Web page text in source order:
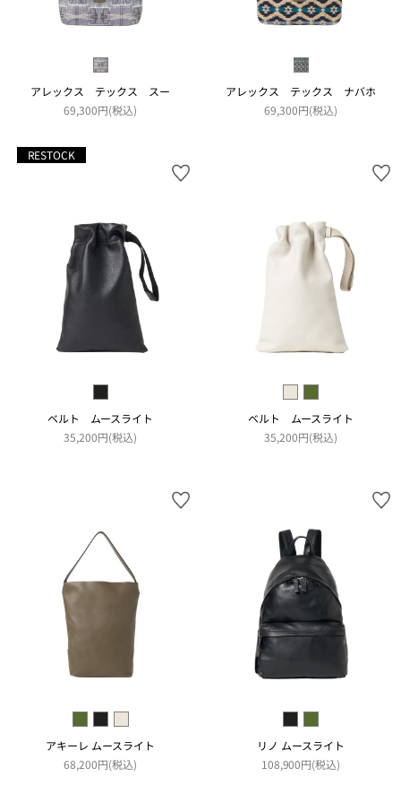
アレックス テックス スー
69,300円(税込)
アレックス テックス ナバホ
69,300円(税込)
RESTOCK
ベルト ムースライト
35,200円(税込)
ベルト ムースライト
35,200円(税込)
アキーレ ムースライト
68,200円(税込)
リノ ムースライト
108,900円(税込)